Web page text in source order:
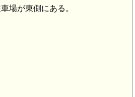
場が東側にある。